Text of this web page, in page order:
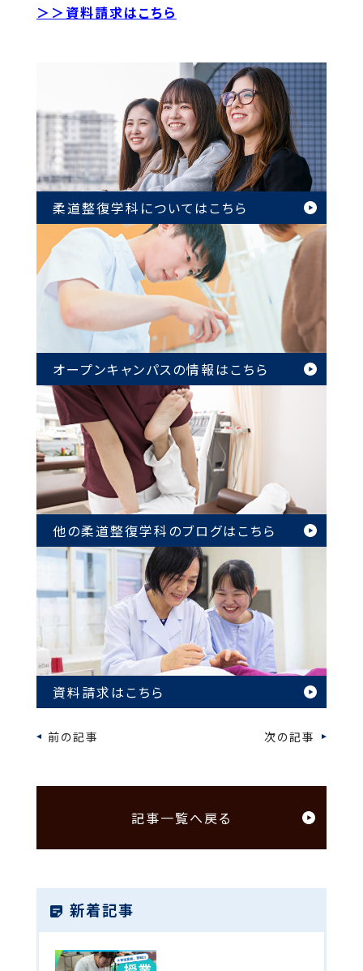
＞＞資料請求はこちら
柔道整復学科についてはこちら
オープンキャンパスの情報はこちら
他の柔道整復学科のブログはこちら
資料請求はこちら
前の記事 次の記事
記事一覧へ戻る
新着記事